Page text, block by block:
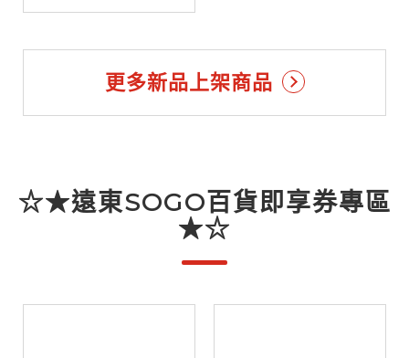
更多新品上架商品
☆★遠東SOGO百貨即享券專區
★☆